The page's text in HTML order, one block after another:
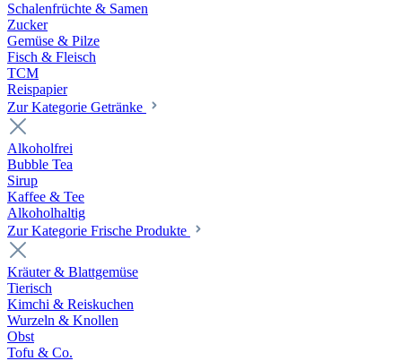
Schalenfrüchte & Samen
Zucker
Gemüse & Pilze
Fisch & Fleisch
TCM
Reispapier
Zur Kategorie Getränke
Alkoholfrei
Bubble Tea
Sirup
Kaffee & Tee
Alkoholhaltig
Zur Kategorie Frische Produkte
Kräuter & Blattgemüse
Tierisch
Kimchi & Reiskuchen
Wurzeln & Knollen
Obst
Tofu & Co.